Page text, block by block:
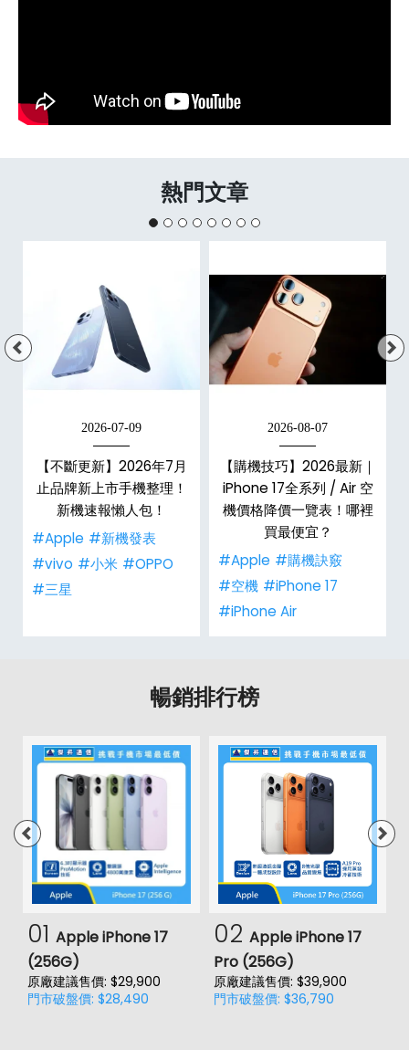
熱門文章
2026-07-09
【不斷更新】2026年7月
止品牌新上市手機整理！
新機速報懶人包！
#Apple #新機發表
#vivo #小米 #OPPO
#三星
2026-08-07
【購機技巧】2026最新｜
iPhone 17全系列 / Air 空
機價格降價一覽表！哪裡
買最便宜？
#Apple #購機訣竅
#空機 #iPhone 17
#iPhone Air
暢銷排行榜
01 Apple iPhone 17
(256G)
原廠建議售價: $29,900
門市破盤價: $28,490
02 Apple iPhone 17
Pro (256G)
原廠建議售價: $39,900
門市破盤價: $36,790